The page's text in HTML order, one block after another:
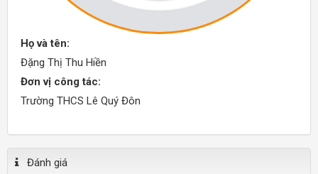
Họ và tên:
Đặng Thị Thu Hiền
Đơn vị công tác:
Trường THCS Lê Quý Đôn
Đánh giá